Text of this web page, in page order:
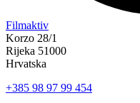
“Koke
svima
—
inkluzivna
svima
Filmaktiv
Korzo 28/1
Rijeka 51000
Hrvatska
+385 98 97 99 454